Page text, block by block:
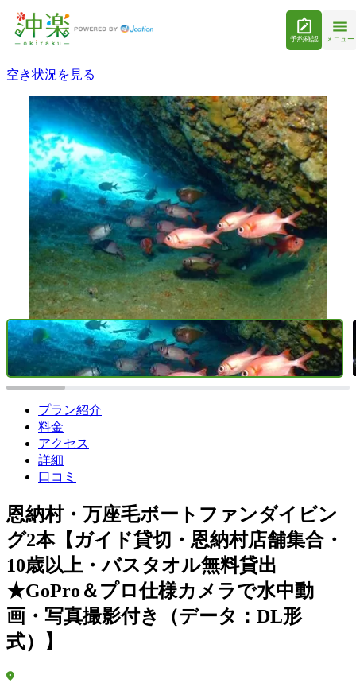
予約確認 メニュー
空き状況を見る
プラン紹介
料金
アクセス
詳細
口コミ
恩納村・万座毛ボートファンダイビン
グ2本【ガイド貸切・恩納村店舗集合・
10歳以上・バスタオル無料貸出
★GoPro＆プロ仕様カメラで水中動
画・写真撮影付き（データ：DL形
式）】